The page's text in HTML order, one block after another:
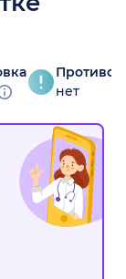
нет